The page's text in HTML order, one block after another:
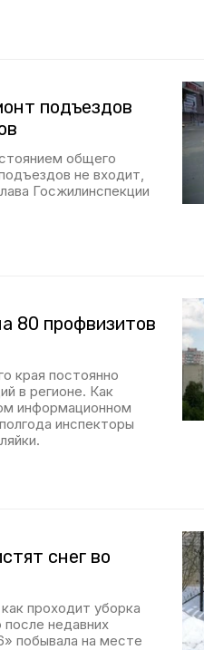
подъездов
общего
не входит,
Госжилинспекции
80 профвизитов
края постоянно
в регионе. Как
информационном
инспекторы
снег во
проходит уборка
недавних
побывала на месте